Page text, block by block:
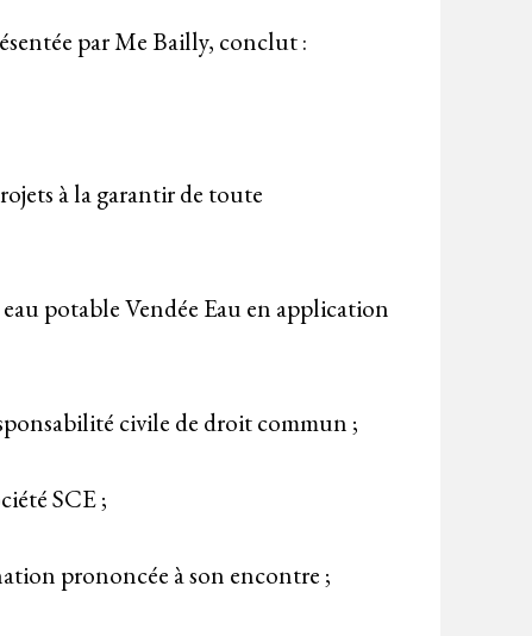
par Me Bailly, conclut :
à la garantir de toute
potable Vendée Eau en application
civile de droit commun ;
SCE ;
prononcée à son encontre ;